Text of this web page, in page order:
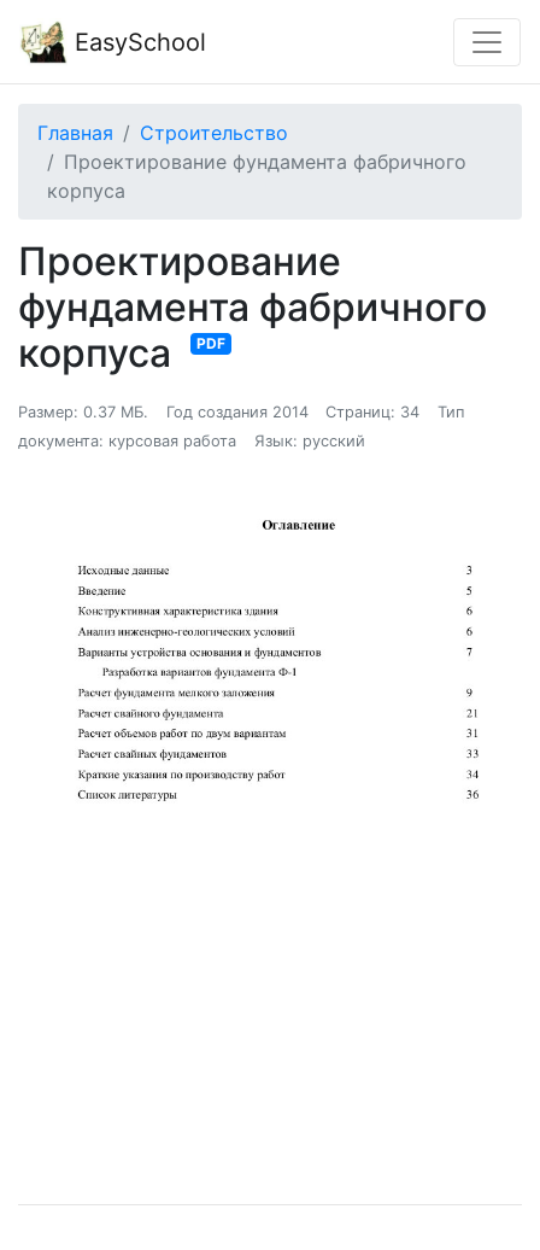
EasySchool
Главная
Строительство
Проектирование фундамента фабричного
корпуса
Проектирование
фундамента фабричного
корпуса
PDF
Размер: 0.37 МБ. Год создания 2014 Страниц: 34
Тип
документа: курсовая работа
Язык: русский